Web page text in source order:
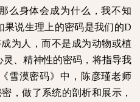
么身体会成为什么，我不知
果说生理上的密码是我们的D
为人，而不是成为动物或植
、精神性的密码，将指导我
雪漠密码》中，陈彦瑾老师
，做了系统的剖析和展示，